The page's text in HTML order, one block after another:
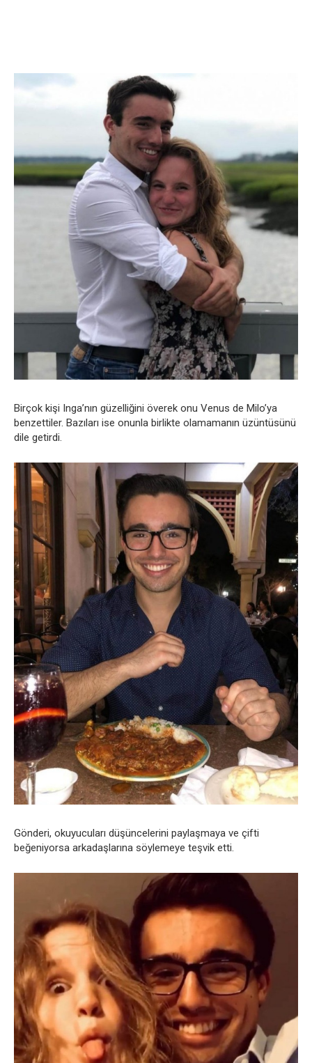
Birçok kişi Inga’nın güzelliğini överek onu Venus de Milo’ya
benzettiler. Bazıları ise onunla birlikte olamamanın üzüntüsünü
dile getirdi.
Gönderi, okuyucuları düşüncelerini paylaşmaya ve çifti
beğeniyorsa arkadaşlarına söylemeye teşvik etti.